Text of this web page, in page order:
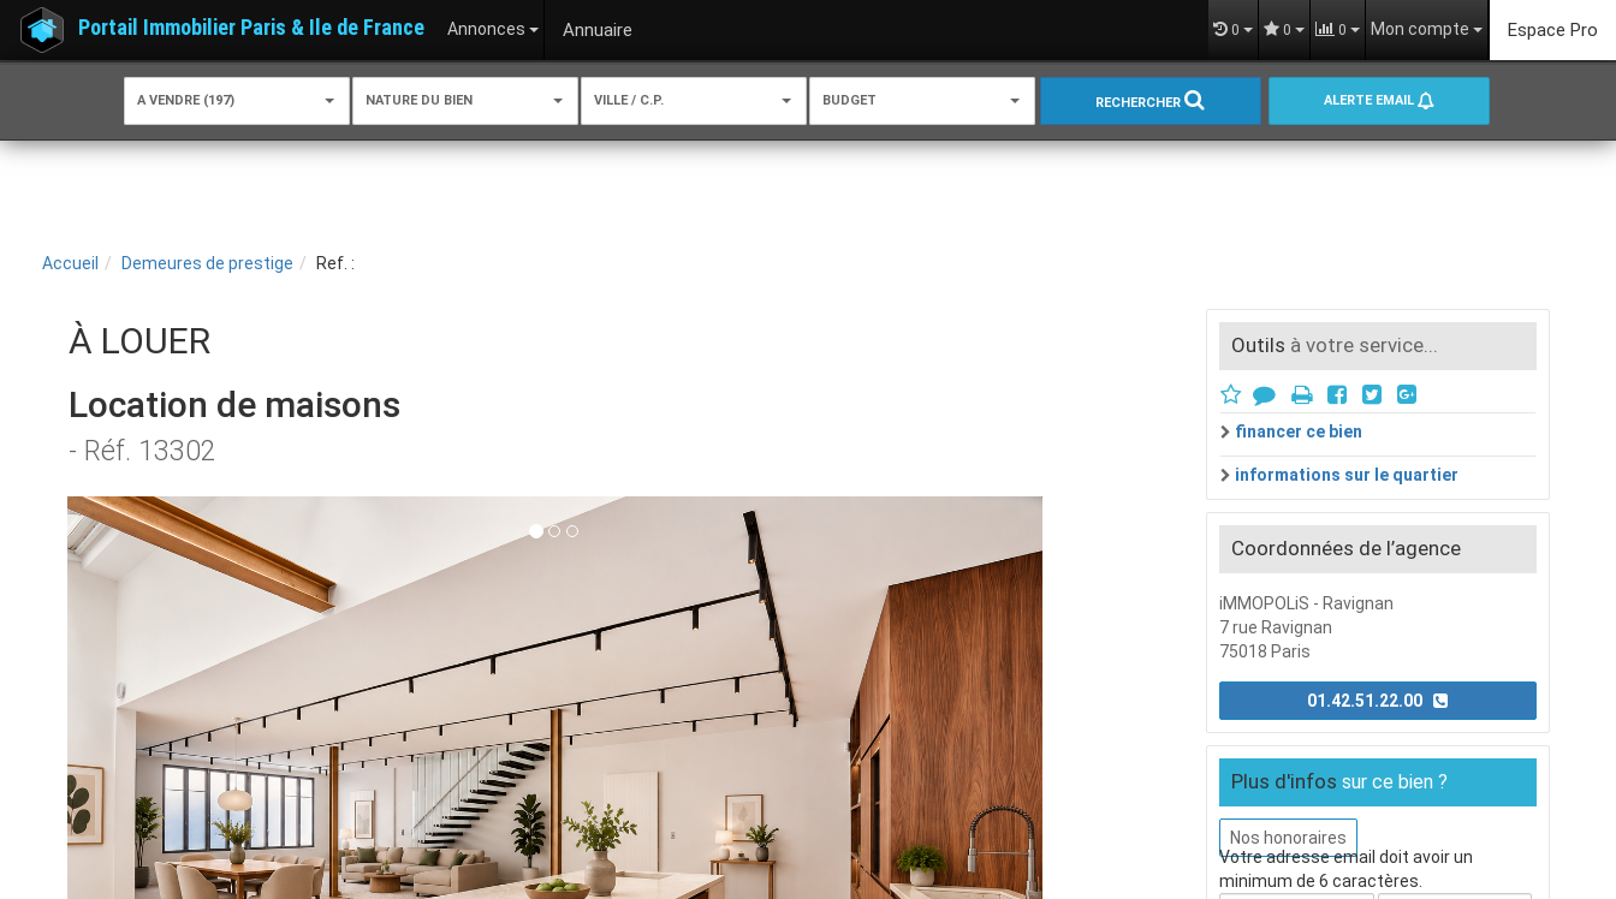
Portail Immobilier Paris & Ile de France Annonces Annuaire 0 0 0 Mon compte Espace Pro
A VENDRE (197) NATURE DU BIEN VILLE / C.P. BUDGET RECHERCHER ALERTE EMAIL
Accueil Demeures de prestige Ref. :
À LOUER
Location de maisons
- Réf. 13302
Outils à votre service...
financer ce bien
informations sur le quartier
Coordonnées de l’agence
iMMOPOLiS - Ravignan
7 rue Ravignan
75018 Paris
01.42.51.22.00
Plus d'infos sur ce bien ?
Nos honoraires
Votre adresse email doit avoir un
minimum de 6 caractères.